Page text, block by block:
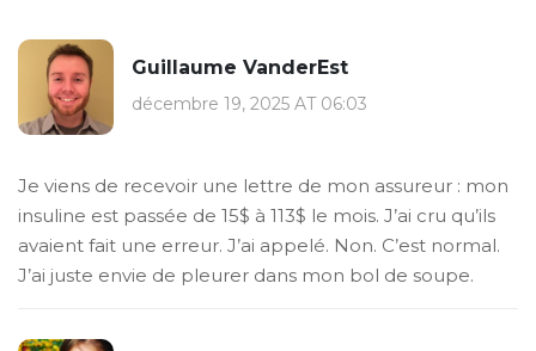
Guillaume VanderEst
décembre 19, 2025 AT 06:03
Je viens de recevoir une lettre de mon assureur : mon
insuline est passée de 15$ à 113$ le mois. J’ai cru qu’ils
avaient fait une erreur. J’ai appelé. Non. C’est normal.
J’ai juste envie de pleurer dans mon bol de soupe.